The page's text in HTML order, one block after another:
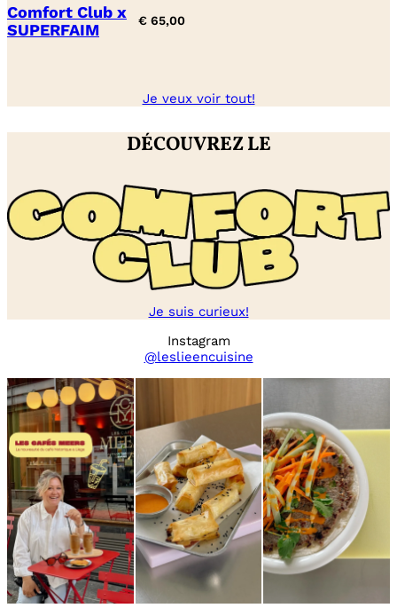
Comfort Club x
SUPERFAIM
€ 65,00
Je veux voir tout!
DÉCOUVREZ LE
Je suis curieux!
Instagram
@leslieencuisine